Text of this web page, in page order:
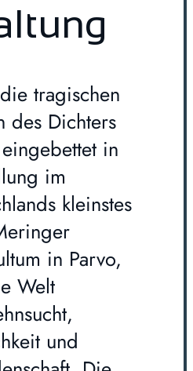
tragischen
des Dichters
in
im
kleinstes
in Parvo,
Welt
und